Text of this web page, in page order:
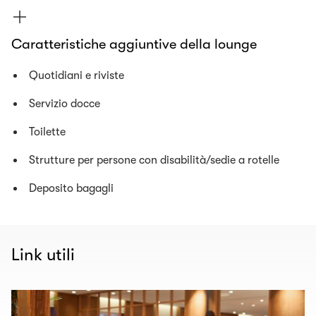
Caratteristiche aggiuntive della lounge
Quotidiani e riviste
Servizio docce
Toilette
Strutture per persone con disabilità/sedie a rotelle
Deposito bagagli
Link utili